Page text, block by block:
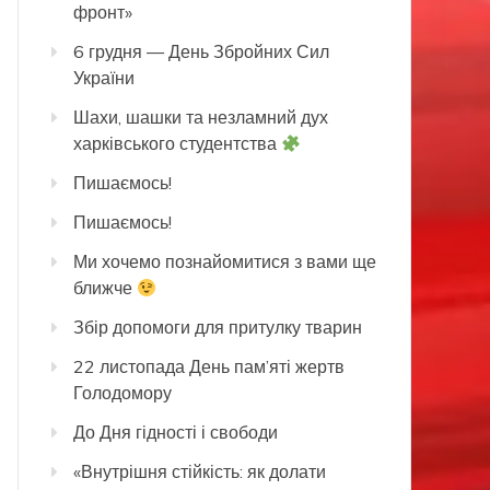
фронт»
6 грудня — День Збройних Сил
України
Шахи, шашки та незламний дух
харківського студентства
Пишаємось!
Пишаємось!
Ми хочемо познайомитися з вами ще
ближче
Збір допомоги для притулку тварин
22 листопада День пам’яті жертв
Голодомору
До Дня гідності і свободи
«Внутрішня стійкість: як долати